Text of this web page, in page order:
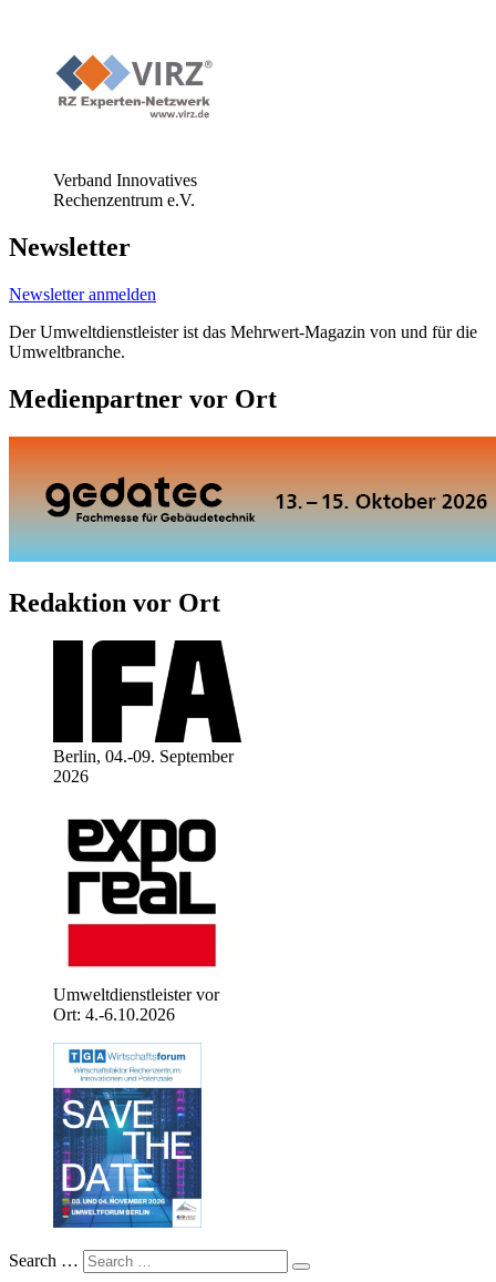
Verband Innovatives
Rechenzentrum e.V.
Newsletter
Newsletter anmelden
Der Umweltdienstleister ist das Mehrwert-Magazin von und für die
Umweltbranche.
Medienpartner vor Ort
Redaktion vor Ort
Berlin, 04.-09. September
2026
Umweltdienstleister vor
Ort: 4.-6.10.2026
Search …